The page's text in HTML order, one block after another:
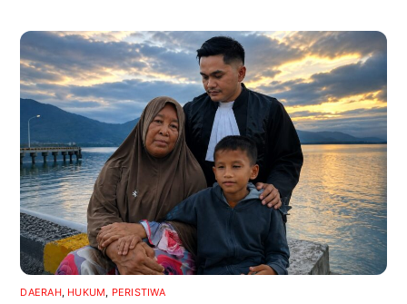
DAERAH, HUKUM, PERISTIWA